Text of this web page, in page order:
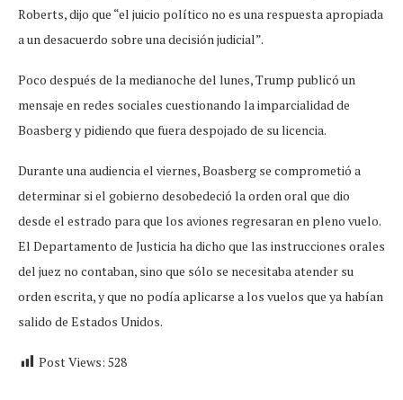
Roberts, dijo que “el juicio político no es una respuesta apropiada
a un desacuerdo sobre una decisión judicial”.
Poco después de la medianoche del lunes, Trump publicó un
mensaje en redes sociales cuestionando la imparcialidad de
Boasberg y pidiendo que fuera despojado de su licencia.
Durante una audiencia el viernes, Boasberg se comprometió a
determinar si el gobierno desobedeció la orden oral que dio
desde el estrado para que los aviones regresaran en pleno vuelo.
El Departamento de Justicia ha dicho que las instrucciones orales
del juez no contaban, sino que sólo se necesitaba atender su
orden escrita, y que no podía aplicarse a los vuelos que ya habían
salido de Estados Unidos.
Post Views: 528